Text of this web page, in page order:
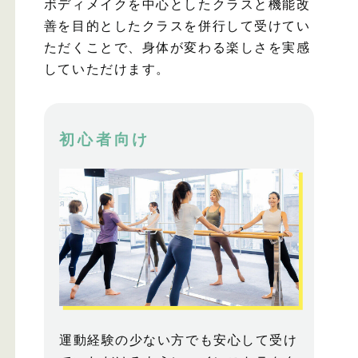
ボディメイクを中心としたクラスと機能改
善を目的としたクラスを併行して受けてい
ただくことで、身体が変わる楽しさを実感
していただけます。
初心者向け
運動経験の少ない方でも安心して受け